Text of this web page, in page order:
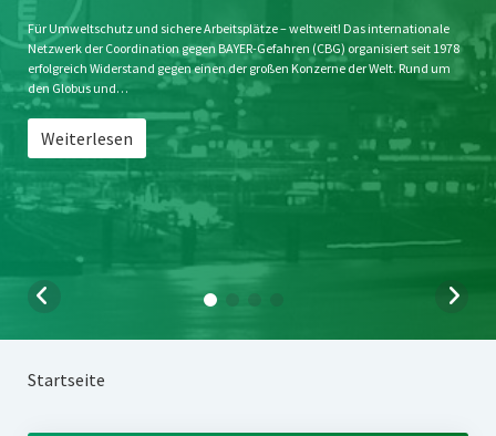
Störfälle
Jahrestagung
SPENDEN
Für Umweltschutz und sichere Arbeitsplätze – weltweit! Das internationale
Netzwerk der Coordination gegen BAYER-Gefahren (CBG) organisiert seit 1978
erfolgreich Widerstand gegen einen der großen Konzerne der Welt. Rund um
den Globus und…
Weiterlesen
Startseite